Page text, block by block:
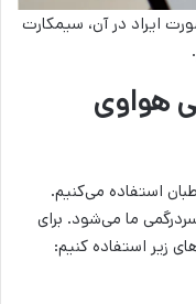
ایراد در آن، سیمکارت
هواوی
استفاده می‌کنیم.
ما می‌شود. برای
زیر استفاده کنیم: